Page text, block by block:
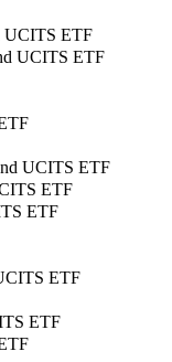
UCITS ETF
UCITS ETF
UCITS ETF
ETF
ETF
ETF
ETF